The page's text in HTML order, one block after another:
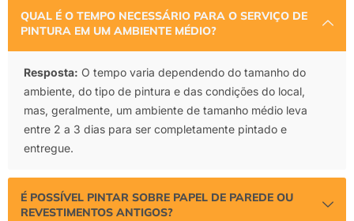
QUAL É O TEMPO NECESSÁRIO PARA O SERVIÇO DE
PINTURA EM UM AMBIENTE MÉDIO?
Resposta: O tempo varia dependendo do tamanho do
ambiente, do tipo de pintura e das condições do local,
mas, geralmente, um ambiente de tamanho médio leva
entre 2 a 3 dias para ser completamente pintado e
entregue.
É POSSÍVEL PINTAR SOBRE PAPEL DE PAREDE OU
REVESTIMENTOS ANTIGOS?